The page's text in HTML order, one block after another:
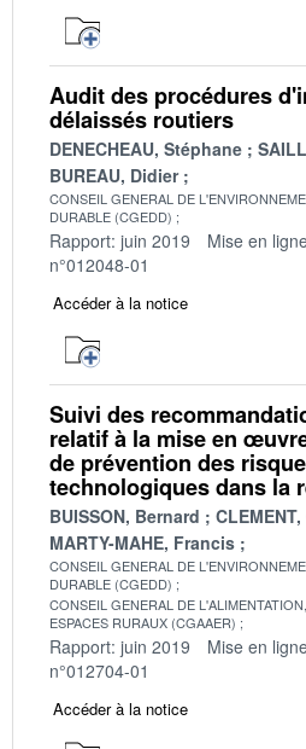
Audit des procédures
délaissés routiers
DENECHEAU, Stéphane
BUREAU, Didier
CONSEIL GENERAL DE
DURABLE (CGEDD)
Rapport: juin 2019 Mise en
n°012048-01
Accéder à la notice
Suivi des
relatif à la mise en
de prévention des
technologiques dans la
BUISSON, Bernard
MARTY-MAHE, Francis
CONSEIL GENERAL DE
DURABLE (CGEDD)
CONSEIL GENERAL DE
ESPACES RURAUX (CGAAER)
Rapport: juin 2019 Mise en
n°012704-01
Accéder à la notice